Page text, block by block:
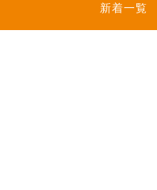
新着一覧